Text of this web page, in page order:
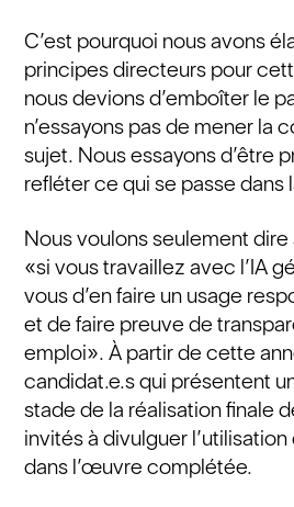
C’est pourquoi nous avons
principes directeurs pour
nous devions d’emboîter le
n’essayons pas de mener la
sujet. Nous essayons d’être
refléter ce qui se passe dans
Nous voulons seulement dire
«si vous travaillez avec l’IA
vous d’en faire un usage
et de faire preuve de
emploi». À partir de cette
candidat.e.s qui présentent
stade de la réalisation finale
invités à divulguer l’utilisation
dans l’œuvre complétée.